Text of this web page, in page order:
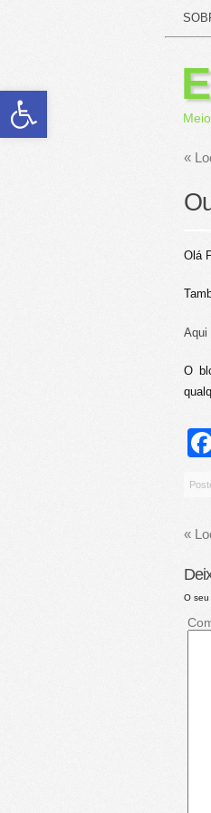
Abrir a barra
«
Olá
Aqui
O
«
O seu